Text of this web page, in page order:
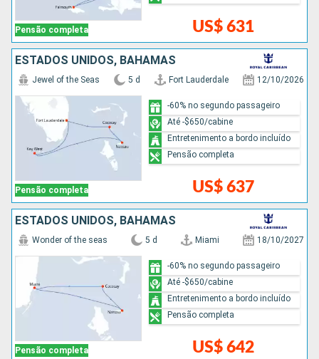
Pensão completa US$ 631
ESTADOS UNIDOS, BAHAMAS
Pensão completa
Jewel of the Seas 5 d Fort Lauderdale 12/10/2026
US$ 637
-60% no segundo passageiro
Até -$650/cabine
Entretenimento a bordo incluído
Pensão completa
ESTADOS UNIDOS, BAHAMAS
Pensão completa
Wonder of the seas 5 d Miami 18/10/2027
US$ 642
-60% no segundo passageiro
Até -$650/cabine
Entretenimento a bordo incluído
Pensão completa